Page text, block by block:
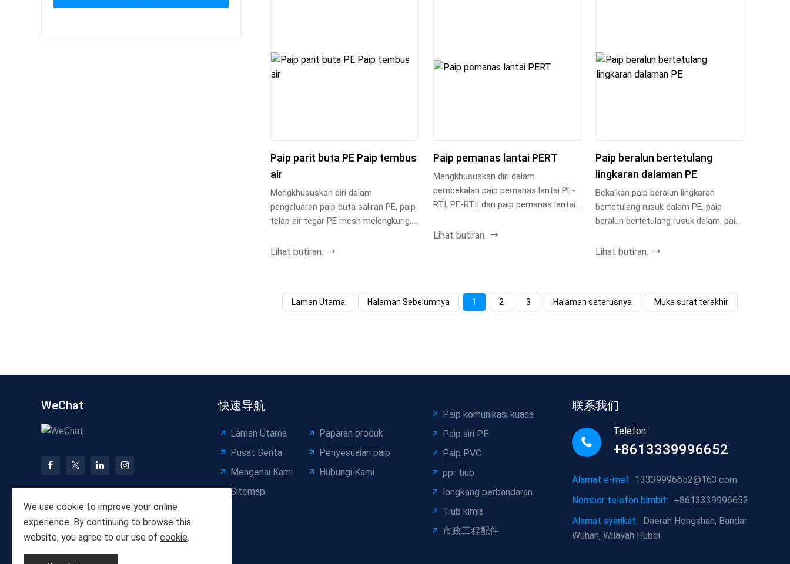
Paip parit buta PE Paip tembus
air
Mengkhususkan diri dalam
pengeluaran paip buta saliran PE, paip
telap air tegar PE mesh melengkung,
Lihat butiran.
Paip pemanas lantai PERT
Mengkhususkan diri dalam
pembekalan paip pemanas lantai PE-
RTⅠ, PE-RTⅡ dan paip pemanas lantai
Lihat butiran.
Paip beralun bertetulang
lingkaran dalaman PE
Bekalkan paip beralun lingkaran
bertetulang rusuk dalam PE, paip
beralun bertetulang rusuk dalam, paip
Lihat butiran.
Laman Utama Halaman Sebelumnya 1 2 3 Halaman seterusnya Muka surat terakhir
WeChat 快速导航
Laman Utama
Paparan produk
Pusat Berita
Penyesuaian paip
Mengenai Kami
Hubungi Kami
Sitemap
Paip komunikasi kuasa
Paip siri PE
Paip PVC
ppr tiub
longkang perbandaran.
Tiub kimia
市政工程配件
联系我们
Telefon.:
+8613339996652
Alamat e-mel: 13339996652@163.com
Nombor telefon bimbit: +8613339996652
Alamat syarikat: Daerah Hongshan, Bandar
Wuhan, Wilayah Hubei
We use cookie to improve your online
experience. By continuing to browse this
website, you agree to our use of cookie.